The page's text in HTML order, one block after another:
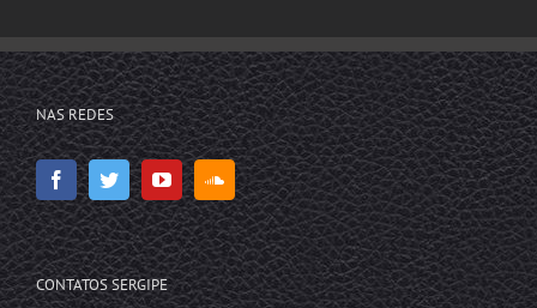
NAS REDES
CONTATOS SERGIPE